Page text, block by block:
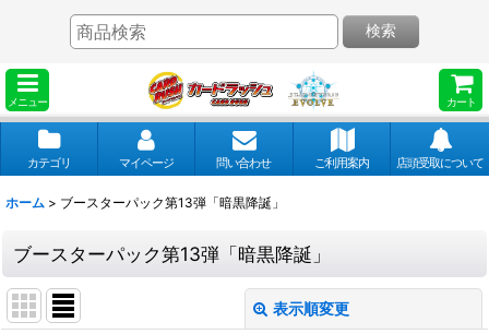
メニュー カート
検索
カテゴリ マイページ 問い合わせ ご利用案内 店頭受取について
ホーム > ブースターパック第13弾「暗黒降誕」
ブースターパック第13弾「暗黒降誕」
表示順変更